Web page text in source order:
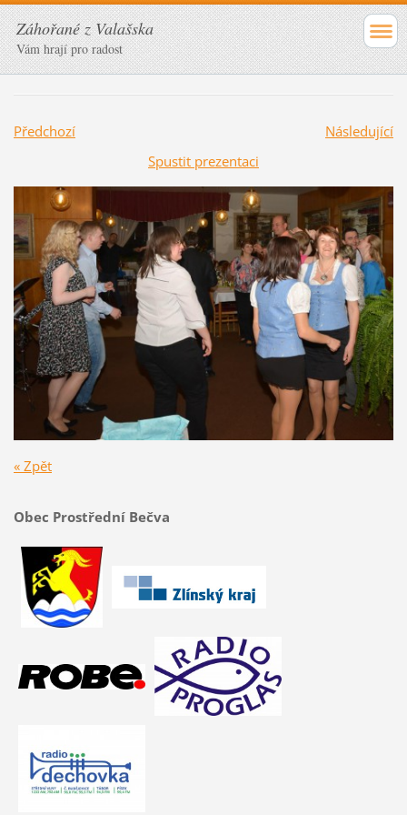
Záhořané z Valašska
Vám hrají pro radost
Předchozí
Následující
Spustit prezentaci
« Zpět
Obec Prostřední Bečva